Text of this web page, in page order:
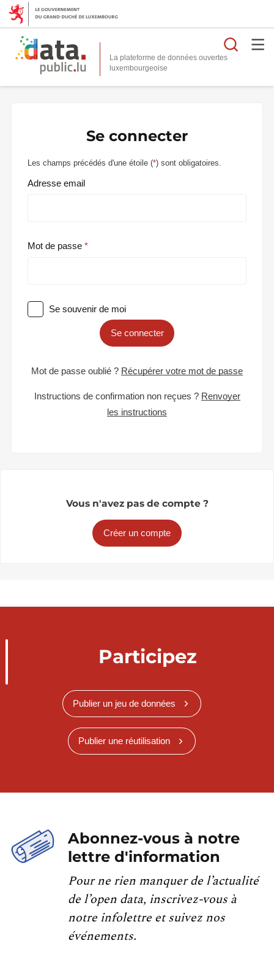
La plateforme de données ouvertes
Se connecter
Les champs précédés d'une étoile (*) sont obligatoires.
Adresse email
Mot de passe
Se souvenir de moi
Se connecter
Mot de passe oublié ? Récupérer votre mot de passe
Instructions de confirmation non reçues ? Renvoyer
les instructions
Vous n'avez pas de compte ?
Créer un compte
Participez
Publier un jeu de données
Publier une réutilisation
Abonnez-vous à notre
lettre d'information
Pour ne rien manquer de l’actualité
de l’open data, inscrivez-vous à
notre infolettre et suivez nos
événements.